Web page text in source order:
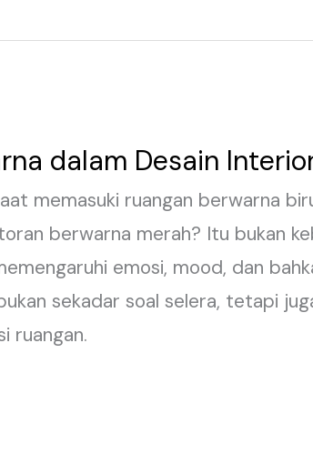
dalam Desain
memasuki ruangan berwarna
berwarna merah? Itu bukan
emosi, mood, dan
sekadar soal selera, tetapi
ruangan.